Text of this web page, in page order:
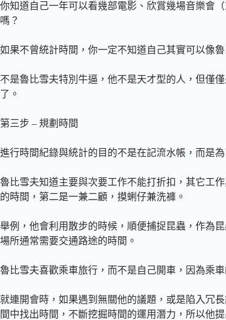
你知道自己一年可以看幾部電影、欣賞幾場音樂會
嗎？
如果不曾統計時間，你一定不知道自己其實可以像
不是魯比雪夫特別牛逼，他不是天才型的人，但僅
了。
第三步 – 規劃時間
進行時間紀錄與統計的目的不是在記流水帳，而是
魯比雪夫知道主要與次要工作不能打折扣，其它工
的時間，第二是一兼二顧，摸蜊仔兼洗褲。
舉例，他會利用散步的時候，順便捕捉昆蟲，作為
場所通常需要交通路途的時間。
魯比雪夫喜歡乘車旅行，而不是自己開車，因為乘
就連開會時，如果遇到無關他的議題，或是陷入冗
間中找出時間，不斷挖掘時間的運用潛力，所以他